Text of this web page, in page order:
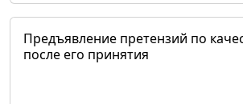
Предъявление претензий по
после его принятия